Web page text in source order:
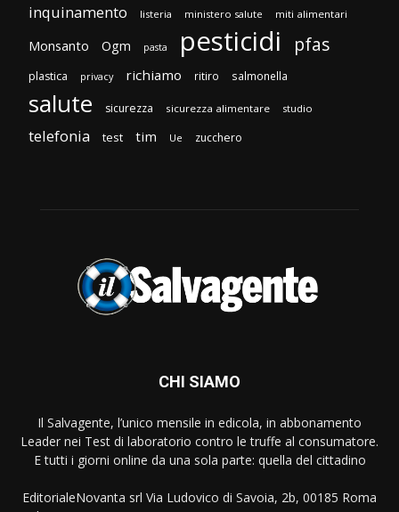
inquinamento listeria ministero salute miti alimentari
Monsanto Ogm pasta pesticidi pfas
plastica privacy richiamo ritiro salmonella
salute sicurezza sicurezza alimentare studio
telefonia test tim Ue zucchero
CHI SIAMO
Il Salvagente, l’unico mensile in edicola, in abbonamento
Leader nei Test di laboratorio contro le truffe al consumatore.
E tutti i giorni online da una sola parte: quella del cittadino
EditorialeNovanta srl Via Ludovico di Savoia, 2b, 00185 Roma